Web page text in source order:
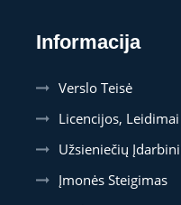
Informacija
Verslo Teisė
Licencijos, Leidimai
Užsieniečių
Įmonės Steigimas